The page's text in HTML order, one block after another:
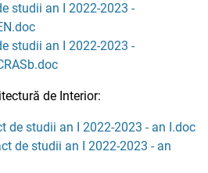
studii an I 2022-2023 -
studii an I 2022-2023 -
de Interior:
de studii an I 2022-2023 - an I.doc
de studii an I 2022-2023 - an